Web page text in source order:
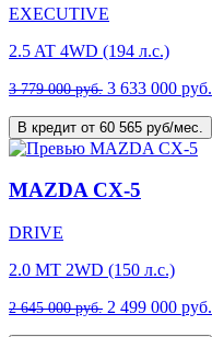
EXECUTIVE
2.5 AT 4WD (194 л.с.)
3 779 000 руб. 3 633 000 руб.
В кредит от 60 565 руб/мес.
MAZDA CX-5
DRIVE
2.0 MT 2WD (150 л.с.)
2 645 000 руб. 2 499 000 руб.